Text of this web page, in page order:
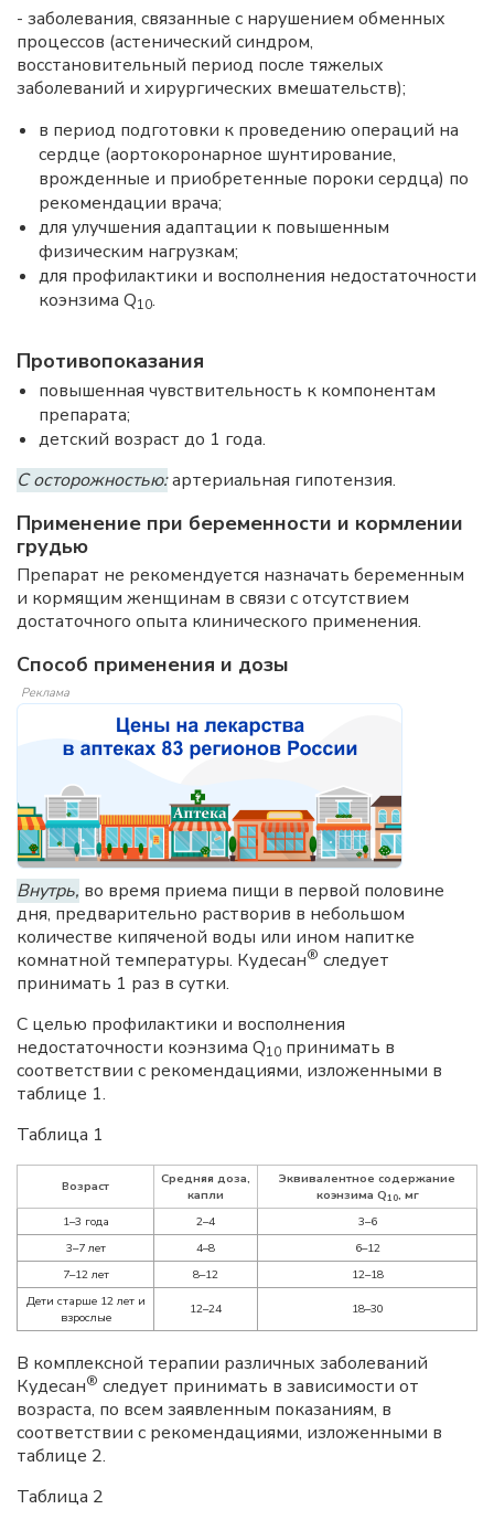
- заболевания, связанные с нарушением обменных
процессов (астенический синдром,
восстановительный период после тяжелых
заболеваний и хирургических вмешательств);
в период подготовки к проведению операций на
сердце (аортокоронарное шунтирование,
врожденные и приобретенные пороки сердца) по
рекомендации врача;
для улучшения адаптации к повышенным
физическим нагрузкам;
для профилактики и восполнения недостаточности
коэнзима Q10.
Противопоказания
повышенная чувствительность к компонентам
препарата;
детский возраст до 1 года.
С осторожностью:артериальная гипотензия.
Применение при беременности и кормлении
грудью
Препарат не рекомендуется назначать беременным
и кормящим женщинам в связи с отсутствием
достаточного опыта клинического применения.
Способ применения и дозы
Реклама
Внутрь, во время приема пищи в первой половине
дня, предварительно растворив в небольшом
количестве кипяченой воды или ином напитке
комнатной температуры. Кудесан® следует
принимать 1 раз в сутки.
С целью профилактики и восполнения
недостаточности коэнзима Q10 принимать в
соответствии с рекомендациями, изложенными в
таблице 1.
Таблица 1
Возраст
Средняя доза,
капли
Эквивалентное содержание
коэнзима Q10, мг
1–3 года
2–4
3–6
3–7 лет
4–8
6–12
7–12 лет
8–12
12–18
Дети старше 12 лет и
взрослые
12–24 18–30
В комплексной терапии различных заболеваний
Кудесан® следует принимать в зависимости от
возраста, по всем заявленным показаниям, в
соответствии с рекомендациями, изложенными в
таблице 2.
Таблица 2